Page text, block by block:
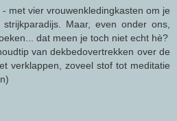
met vier vrouwenkledingkasten om je
Maar, even onder ons,
dat meen je toch niet echt hè?
van dekbedovertrekken over de
verklappen, zoveel stof tot meditatie